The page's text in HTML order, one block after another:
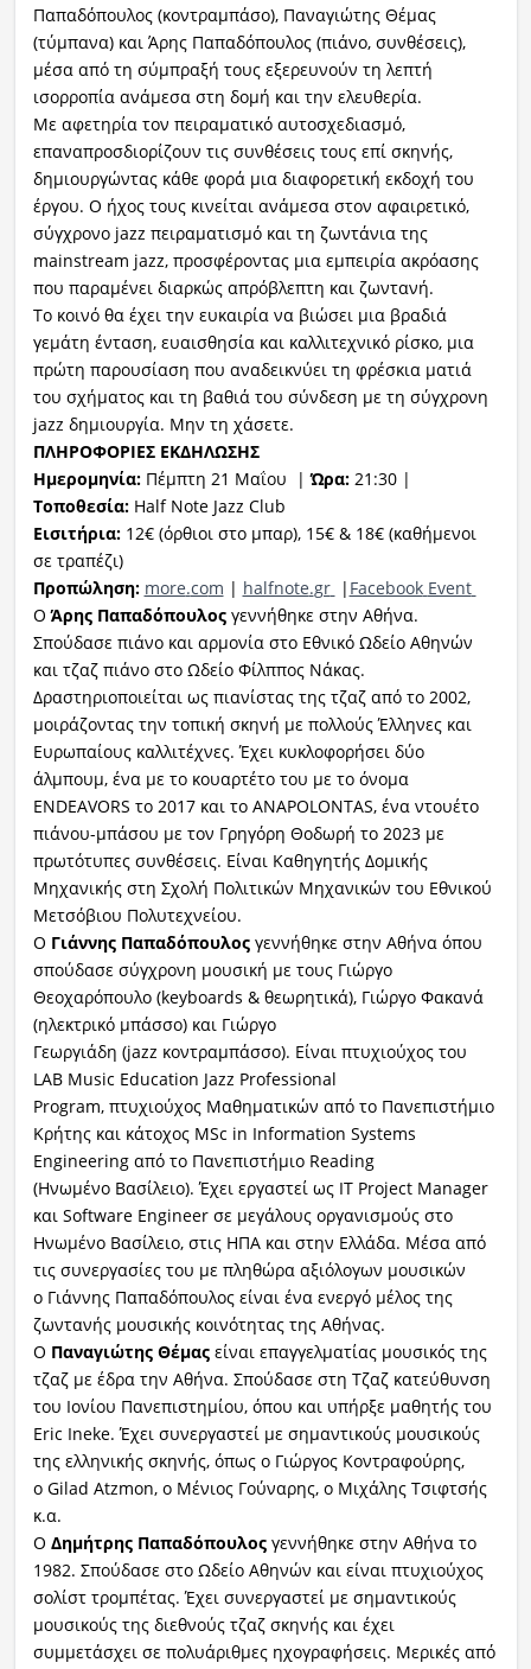
Παπαδόπουλος (κοντραμπάσο), Παναγιώτης Θέμας
(τύμπανα) και Άρης Παπαδόπουλος (πιάνο, συνθέσεις),
μέσα από τη σύμπραξή τους εξερευνούν τη λεπτή
ισορροπία ανάμεσα στη δομή και την ελευθερία.
Με αφετηρία τον πειραματικό αυτοσχεδιασμό,
επαναπροσδιορίζουν τις συνθέσεις τους επί σκηνής,
δημιουργώντας κάθε φορά μια διαφορετική εκδοχή του
έργου. Ο ήχος τους κινείται ανάμεσα στον αφαιρετικό,
σύγχρονο jazz πειραματισμό και τη ζωντάνια της
mainstream jazz, προσφέροντας μια εμπειρία ακρόασης
που παραμένει διαρκώς απρόβλεπτη και ζωντανή.
Το κοινό θα έχει την ευκαιρία να βιώσει μια βραδιά
γεμάτη ένταση, ευαισθησία και καλλιτεχνικό ρίσκο, μια
πρώτη παρουσίαση που αναδεικνύει τη φρέσκια ματιά
του σχήματος και τη βαθιά του σύνδεση με τη σύγχρονη
jazz δημιουργία. Μην τη χάσετε.
ΠΛΗΡΟΦΟΡΙΕΣ ΕΚΔΗΛΩΣΗΣ
Ημερομηνία:Πέμπτη 21 Μαΐου |Ώρα:21:30 |
Τοποθεσία:Half Note Jazz Club
Εισιτήρια: 12€ (όρθιοι στο μπαρ), 15€ & 18€ (καθήμενοι
σε τραπέζι)
Προπώληση: more.com | halfnote.gr | Facebook Event
ΟΆρης Παπαδόπουλοςγεννήθηκε στην Αθήνα.
Σπούδασε πιάνο και αρμονία στο Εθνικό Ωδείο Αθηνών
και τζαζ πιάνο στο Ωδείο Φίλππος Νάκας.
Δραστηριοποιείται ως πιανίστας της τζαζ από το 2002,
μοιράζοντας την τοπική σκηνή με πολλούς Έλληνες και
Ευρωπαίους καλλιτέχνες. Έχει κυκλοφορήσει δύο
άλμπουμ, ένα με το κουαρτέτο του με το όνομα
ENDEAVORS το 2017 και το ANAPOLONTAS, ένα ντουέτο
πιάνου-μπάσου με τον Γρηγόρη Θοδωρή το 2023 με
πρωτότυπες συνθέσεις. Είναι Καθηγητής Δομικής
Μηχανικής στη Σχολή Πολιτικών Μηχανικών του Εθνικού
Μετσόβιου Πολυτεχνείου.
Ο Γιάννης Παπαδόπουλοςγεννήθηκε στην Αθήνα όπου
σπούδασε σύγχρονη μουσική με τους Γιώργο
Θεοχαρόπουλο (keyboards & θεωρητικά), Γιώργο Φακανά
(ηλεκτρικό μπάσσο) και Γιώργο
Γεωργιάδη (jazz κοντραμπάσσο). Είναι πτυχιούχος του
LAB Music Education Jazz Professional
Program, πτυχιούχος Μαθηματικών από το Πανεπιστήμιο
Κρήτης και κάτοχος MSc in Information Systems
Engineering από το Πανεπιστήμιο Reading
(Ηνωμένο Βασίλειο). Έχει εργαστεί ως IT Project Manager
και Software Engineer σε μεγάλους οργανισμούς στο
Ηνωμένο Βασίλειο, στις ΗΠΑ και στην Ελλάδα. Μέσα από
τις συνεργασίες του με πληθώρα αξιόλογων μουσικών
ο Γιάννης Παπαδόπουλος είναι ένα ενεργό μέλος της
ζωντανής μουσικής κοινότητας της Αθήνας.
Ο Παναγιώτης Θέμαςείναι επαγγελματίας μουσικός της
τζαζ με έδρα την Αθήνα. Σπούδασε στη Τζαζ κατεύθυνση
του Ιονίου Πανεπιστημίου, όπου και υπήρξε μαθητής του
Eric Ineke. Έχει συνεργαστεί με σημαντικούς μουσικούς
της ελληνικής σκηνής, όπως ο Γιώργος Κοντραφούρης,
ο Gilad Atzmon, o Μένιος Γούναρης, ο Μιχάλης Τσιφτσής
κ.α.
Ο Δημήτρης Παπαδόπουλοςγεννήθηκε στην Αθήνα το
1982. Σπούδασε στο Ωδείο Αθηνών και είναι πτυχιούχος
σολίστ τρομπέτας. Έχει συνεργαστεί με σημαντικούς
μουσικούς της διεθνούς τζαζ σκηνής και έχει
συμμετάσχει σε πολυάριθμες ηχογραφήσεις. Μερικές από